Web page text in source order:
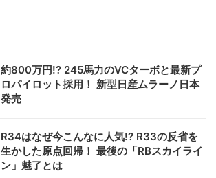
約800万円!? 245馬力のVCターボと最新プ
ロパイロット採用！ 新型日産ムラーノ日本
発売
R34はなぜ今こんなに人気!? R33の反省を
生かした原点回帰！ 最後の「RBスカイライ
ン」魅了とは